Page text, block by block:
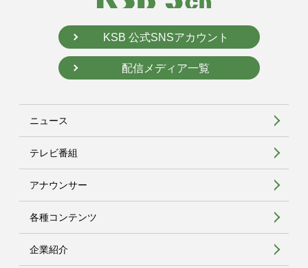
KSB 公式SNSアカウント
配信メディア一覧
ニュース
テレビ番組
アナウンサー
各種コンテンツ
企業紹介